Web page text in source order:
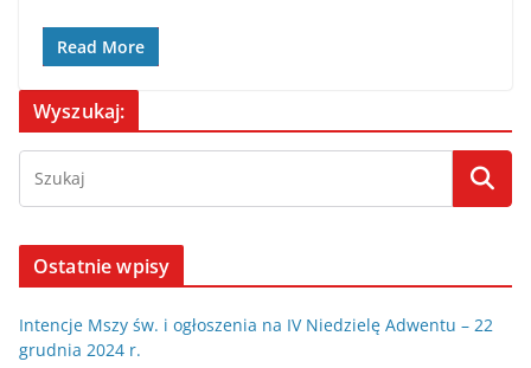
Read More
Wyszukaj:
Ostatnie wpisy
Intencje Mszy św. i ogłoszenia na IV Niedzielę Adwentu – 22
grudnia 2024 r.